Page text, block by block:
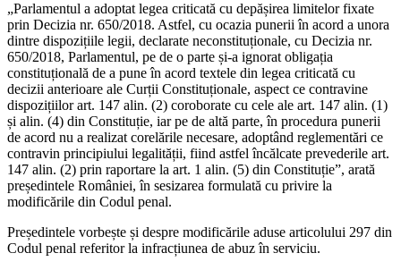
„Parlamentul a adoptat legea criticată cu depășirea limitelor fixate
prin Decizia nr. 650/2018. Astfel, cu ocazia punerii în acord a unora
dintre dispozițiile legii, declarate neconstituționale, cu Decizia nr.
650/2018, Parlamentul, pe de o parte și-a ignorat obligația
constituțională de a pune în acord textele din legea criticată cu
decizii anterioare ale Curții Constituționale, aspect ce contravine
dispozițiilor art. 147 alin. (2) coroborate cu cele ale art. 147 alin. (1)
și alin. (4) din Constituție, iar pe de altă parte, în procedura punerii
de acord nu a realizat corelările necesare, adoptând reglementări ce
contravin principiului legalității, fiind astfel încălcate prevederile art.
147 alin. (2) prin raportare la art. 1 alin. (5) din Constituție”, arată
președintele României, în sesizarea formulată cu privire la
modificările din Codul penal.
Președintele vorbește și despre modificările aduse articolului 297 din
Codul penal referitor la infracțiunea de abuz în serviciu.